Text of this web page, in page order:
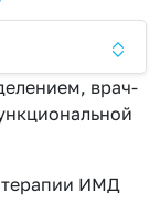
врач-
терапии ИМД